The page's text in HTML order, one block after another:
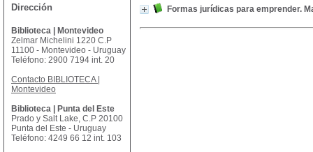
Formas jurídicas para emprender.
Dirección
Biblioteca | Montevideo
Zelmar Michelini 1220 C.P
11100 - Montevideo - Uruguay
Teléfono: 2900 7194 int. 20
Contacto BIBLIOTECA |
Montevideo
Biblioteca | Punta del Este
Prado y Salt Lake, C.P 20100
Punta del Este - Uruguay
Teléfono: 4249 66 12 int. 103